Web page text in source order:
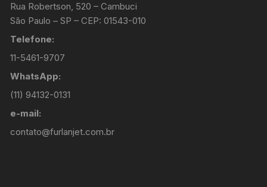
Rua Robertson, 520 – Cambuci
São Paulo – SP – CEP: 01543-010
Telefone:
11-5461-9707
WhatsApp:
(11) 94132-0131
e-mail:
contato@furlanjet.com.br